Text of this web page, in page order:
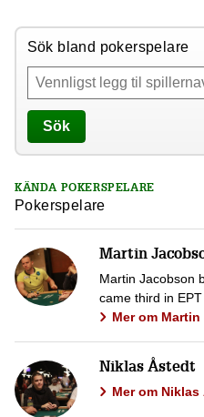
Sök bland pokerspelare
Sök
KÄNDA POKERSPELARE
Pokerspelare
Martin
Martin Jacobson
came third in EPT
Mer om
Niklas Åstedt
Mer om